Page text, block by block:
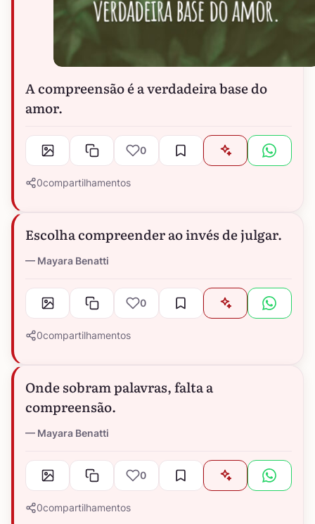
A compreensão é a verdadeira base do
amor.
0
0compartilhamentos
Escolha compreender ao invés de julgar.
Mayara Benatti
0
0compartilhamentos
Onde sobram palavras, falta a
compreensão.
Mayara Benatti
0
0compartilhamentos